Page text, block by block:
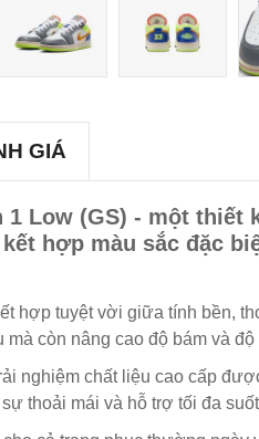
GIÁ
Low (GS) - một thiết
hợp màu sắc đặc
hợp tuyệt vời giữa tính bền,
còn nâng cao độ bám và
nghiệm chất liệu cao cấp
thoải mái và hỗ trợ tối đa